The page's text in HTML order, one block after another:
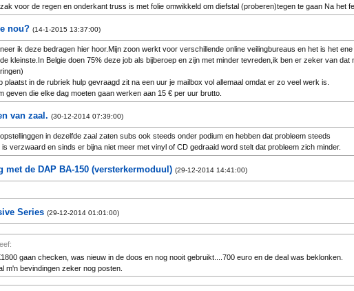
voor de regen en onderkant truss is met folie omwikkeld om diefstal (proberen)tegen te gaan Na het
nou? (14-1-2015 13:37:00)
ik deze bedragen hier hoor.Mijn zoon werkt voor verschillende online veilingbureaus en het is het
kleinste.In Belgie doen 75% deze job als bijberoep en zijn met minder tevreden,ik ben er zeker van dat
plaatst in de rubriek hulp gevraagd zit na een uur je mailbox vol allemaal omdat er zo veel werk is.
geven die elke dag moeten gaan werken aan 15 € per uur brutto.
van zaal. (30-12-2014 07:39:00)
in dezelfde zaal zaten subs ook steeds onder podium en hebben dat probleem steeds
verzwaard en sinds er bijna niet meer met vinyl of CD gedraaid word stelt dat probleem zich minder.
met de DAP BA-150 (versterkermoduul) (29-12-2014 14:41:00)
Series (29-12-2014 01:01:00)
gaan checken, was nieuw in de doos en nog nooit gebruikt....700 euro en de deal was beklonken.
m'n bevindingen zeker nog posten.